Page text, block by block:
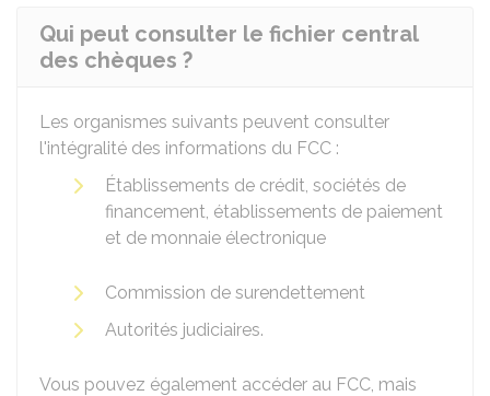
Qui peut consulter le fichier central
des chèques ?
Les organismes suivants peuvent consulter
l'intégralité des informations du FCC :
Établissements de crédit, sociétés de
financement, établissements de paiement
et de monnaie électronique
Commission de surendettement
Autorités judiciaires.
Vous pouvez également accéder au FCC, mais